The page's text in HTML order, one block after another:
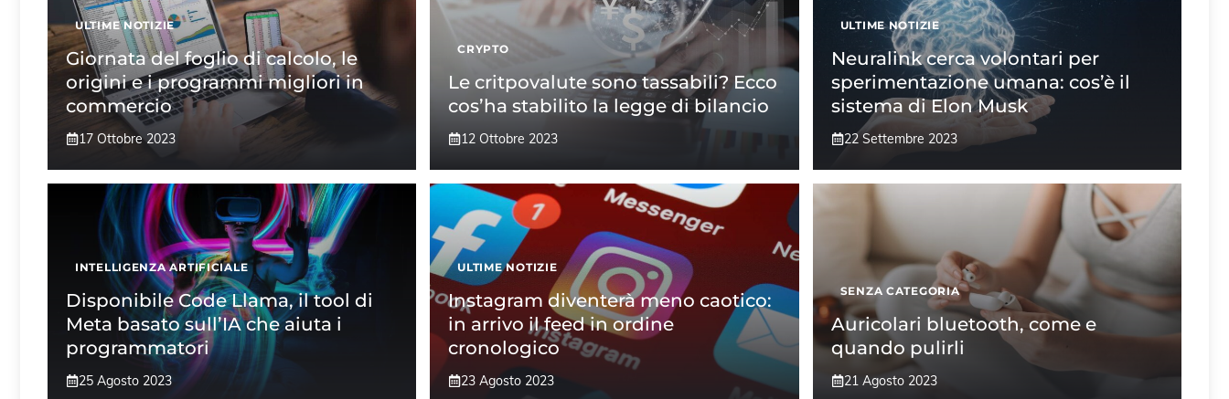
ULTIME NOTIZIE
Giornata del foglio di calcolo, le
origini e i programmi migliori in
commercio
17 Ottobre 2023
CRYPTO
Le critpovalute sono tassabili? Ecco
cos’ha stabilito la legge di bilancio
12 Ottobre 2023
ULTIME NOTIZIE
Neuralink cerca volontari per
sperimentazione umana: cos’è il
sistema di Elon Musk
22 Settembre 2023
INTELLIGENZA ARTIFICIALE
Disponibile Code Llama, il tool di
Meta basato sull’IA che aiuta i
programmatori
25 Agosto 2023
ULTIME NOTIZIE
Instagram diventerà meno caotico:
in arrivo il feed in ordine
cronologico
23 Agosto 2023
SENZA CATEGORIA
Auricolari bluetooth, come e
quando pulirli
21 Agosto 2023